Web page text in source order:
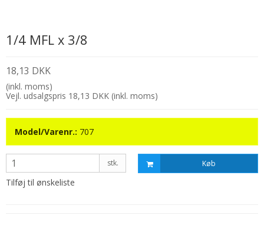
1/4 MFL x 3/8
18,13 DKK
(inkl. moms)
Vejl. udsalgspris 18,13 DKK (inkl. moms)
Model/Varenr.: 707
stk. Køb
Tilføj til ønskeliste